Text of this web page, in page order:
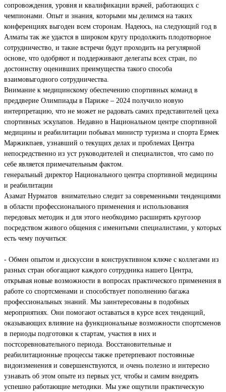
сопровождения, уровня и квалификации врачей, работающих с
чемпионами. Опыт и знания, которыми мы делимся на таких
конференциях выгоден всем сторонам. Надеюсь, на следующий год в
Алматы так же удастся в широком кругу продолжить плодотворное
сотрудничество, и такие встречи будут проходить на регулярной
основе, что одобряют и поддерживают делегаты всех стран, по
достоинству оценивших преимущества такого способа
взаимовыгодного сотрудничества.
Внимание к медицинскому обеспечению спортивных команд в
преддверие Олимпиады в Париже – 2024 получило новую
интерпретацию, что не может не радовать самих представителей цеха
спортивных эскулапов. Недавно в Национальном центре спортивной
медицины и реабилитации побывал министр туризма и спорта Ермек
Маржикпаев, узнавший о текущих делах и проблемах Центра
непосредственно из уст руководителей и специалистов, что само по
себе является примечательным фактом.
генеральный директор Национального центра спортивной медицины
и реабилитации
Азамат Нурматов внимательно следит за современными тенденциями
в области профессионального применения и использования
передовых методик и для этого необходимо расширять кругозор
посредством живого общения с именитыми специалистами, у которых
есть чему поучиться:
- Обмен опытом и дискуссии в конструктивном ключе с коллегами из
разных стран обогащают каждого сотрудника нашего Центра,
открывая новые возможности в вопросах практического применения в
работе со спортсменами и способствует пополнению багажа
профессиональных знаний. Мы заинтересованы в подобных
мероприятиях. Они помогают оставаться в курсе всех тенденций,
оказывающих влияние на функциональные возможности спортсменов
в периоды подготовки к стартам, участия в них и
постсоревновательного периода. Восстановительные и
реабилитационные процессы также претерпевают постоянные
видоизменения и совершенствуются, и очень полезно и интересно
узнавать об этом опыте из первых уст, чтобы и самим внедрять
успешно работающие методики. Мы уже ощутили практическую